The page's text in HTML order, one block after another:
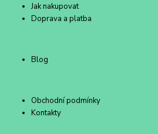
Jak nakupovat
Doprava a platba
Blog
Obchodní podmínky
Kontakty